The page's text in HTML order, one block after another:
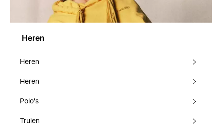
Heren
Heren
Heren
Polo's
Truien